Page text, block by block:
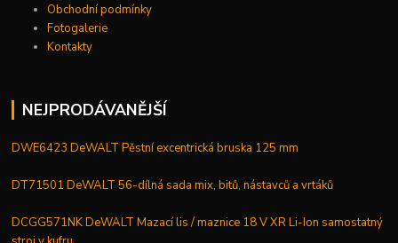
Obchodní podmínky
Fotogalerie
Kontakty
NEJPRODÁVANĚJŠÍ
DWE6423 DeWALT Pěstní excentrická bruska 125 mm
DT71501 DeWALT 56-dílná sada mix, bitů, nástavců a vrtáků
DCGG571NK DeWALT Mazací lis / maznice 18 V XR Li-Ion samostatný